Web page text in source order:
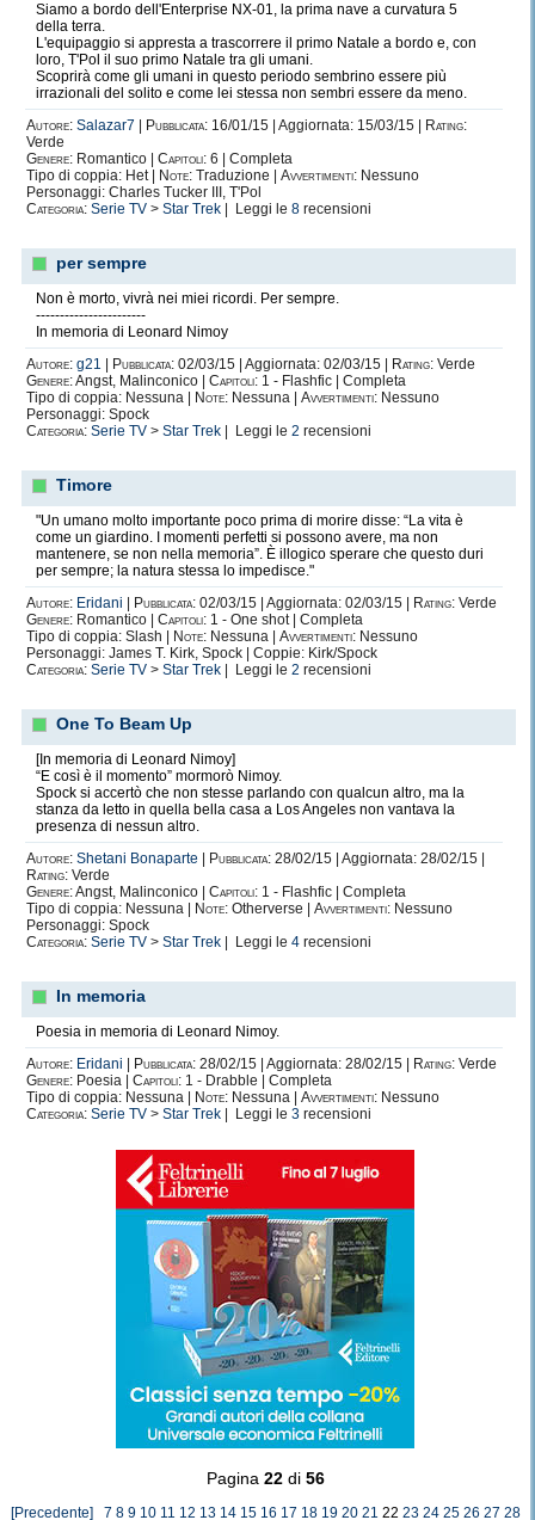
Siamo a bordo dell'Enterprise NX-01, la prima nave a curvatura 5
della terra.
L'equipaggio si appresta a trascorrere il primo Natale a bordo e, con
loro, T'Pol il suo primo Natale tra gli umani.
Scoprirà come gli umani in questo periodo sembrino essere più
irrazionali del solito e come lei stessa non sembri essere da meno.
Autore: Salazar7 Pubblicata: 16/01/15 | Aggiornata: 15/03/15 |
Rating:
Verde
Genere: Romantico | Capitoli: 6 | Completa
Tipo di coppia: Het |
Note: Traduzione | Avvertimenti: Nessuno
Personaggi: Charles Tucker III, T'Pol
Categoria: Serie TV > Star Trek | Leggi le 8 recensioni
per sempre
Non è morto, vivrà nei miei ricordi. Per sempre.
-----------------------
In memoria di Leonard Nimoy
Autore: g21 Pubblicata: 02/03/15 | Aggiornata: 02/03/15 | Rating: Verde
Genere:Angst, Malinconico | Capitoli: 1 - Flashfic | Completa
Tipo di coppia: Nessuna |
Note: Nessuna | Avvertimenti: Nessuno
Personaggi: Spock
Categoria: Serie TV > Star Trek | Leggi le 2 recensioni
Timore
"Un umano molto importante poco prima di morire disse: “La vita è
come un giardino. I momenti perfetti si possono avere, ma non
mantenere, se non nella memoria”. È illogico sperare che questo duri
per sempre; la natura stessa lo impedisce."
Autore: Eridani Pubblicata: 02/03/15 | Aggiornata: 02/03/15 | Rating: Verde
Genere: Romantico | Capitoli: 1 - One shot | Completa
Tipo di coppia: Slash |
Note: Nessuna | Avvertimenti: Nessuno
Personaggi: James T. Kirk, Spock | Coppie: Kirk/Spock
Categoria: Serie TV > Star Trek | Leggi le 2 recensioni
One To Beam Up
[In memoria di Leonard Nimoy]
“E così è il momento” mormorò Nimoy.
Spock si accertò che non stesse parlando con qualcun altro, ma la
stanza da letto in quella bella casa a Los Angeles non vantava la
presenza di nessun altro.
Autore: Shetani Bonaparte Pubblicata: 28/02/15 | Aggiornata: 28/02/15 |
Rating: Verde
Genere:Angst, Malinconico | Capitoli: 1 - Flashfic | Completa
Tipo di coppia: Nessuna |
Note: Otherverse | Avvertimenti: Nessuno
Personaggi: Spock
Categoria: Serie TV > Star Trek | Leggi le 4 recensioni
In memoria
Poesia in memoria di Leonard Nimoy.
Autore: Eridani Pubblicata: 28/02/15 | Aggiornata: 28/02/15 | Rating: Verde
Genere: Poesia | Capitoli: 1 - Drabble | Completa
Tipo di coppia: Nessuna |
Note: Nessuna | Avvertimenti: Nessuno
Categoria: Serie TV > Star Trek | Leggi le 3 recensioni
Pagina 22di 56
[Precedente] 7 8 9 10 11 12 13 14 15 16 17 18 19 20 21 22 23 24 25 26 27 28